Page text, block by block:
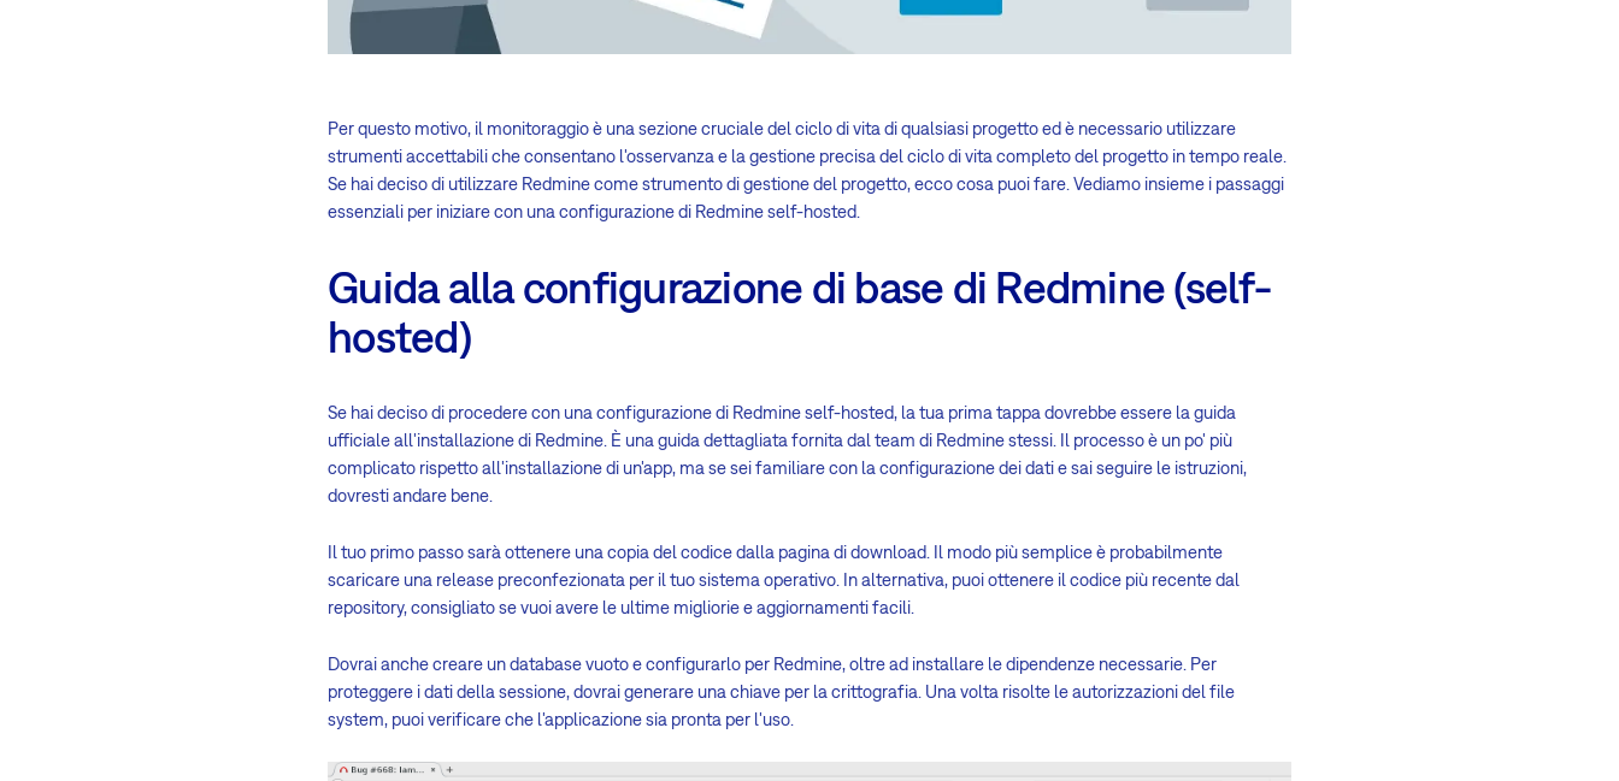
Per questo motivo, il monitoraggio è una sezione cruciale del ciclo di vita di qualsiasi progetto ed è necessario utilizzare
strumenti accettabili che consentano l'osservanza e la gestione precisa del ciclo di vita completo del progetto in tempo reale.
Se hai deciso di utilizzare Redmine come strumento di gestione del progetto, ecco cosa puoi fare. Vediamo insieme i passaggi
essenziali per iniziare con una configurazione di Redmine self-hosted.
Guida alla configurazione di base di Redmine (self-
hosted)
Se hai deciso di procedere con una configurazione di Redmine self-hosted, la tua prima tappa dovrebbe essere la guida
ufficiale all'installazione di Redmine. È una guida dettagliata fornita dal team di Redmine stessi. Il processo è un po' più
complicato rispetto all'installazione di un'app, ma se sei familiare con la configurazione dei dati e sai seguire le istruzioni,
dovresti andare bene.
Il tuo primo passo sarà ottenere una copia del codice dalla pagina di download. Il modo più semplice è probabilmente
scaricare una release preconfezionata per il tuo sistema operativo. In alternativa, puoi ottenere il codice più recente dal
repository, consigliato se vuoi avere le ultime migliorie e aggiornamenti facili.
Dovrai anche creare un database vuoto e configurarlo per Redmine, oltre ad installare le dipendenze necessarie. Per
proteggere i dati della sessione, dovrai generare una chiave per la crittografia. Una volta risolte le autorizzazioni del file
system, puoi verificare che l'applicazione sia pronta per l'uso.